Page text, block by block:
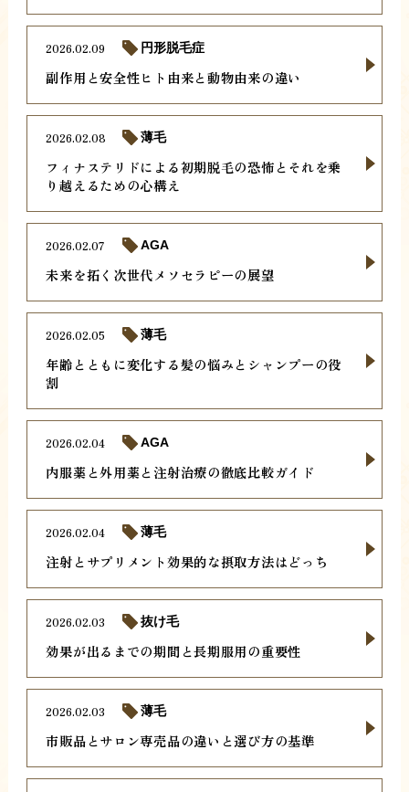
副作用と安全性ヒト由来と動物由来の違い
2026.02.09 円形脱毛症
フィナステリドによる初期脱毛の恐怖とそれを乗
り越えるための心構え
2026.02.08 薄毛
未来を拓く次世代メソセラピーの展望
2026.02.07 AGA
年齢とともに変化する髪の悩みとシャンプーの役
割
2026.02.05 薄毛
内服薬と外用薬と注射治療の徹底比較ガイド
2026.02.04 AGA
注射とサプリメント効果的な摂取方法はどっち
2026.02.04 薄毛
効果が出るまでの期間と長期服用の重要性
2026.02.03 抜け毛
市販品とサロン専売品の違いと選び方の基準
2026.02.03 薄毛